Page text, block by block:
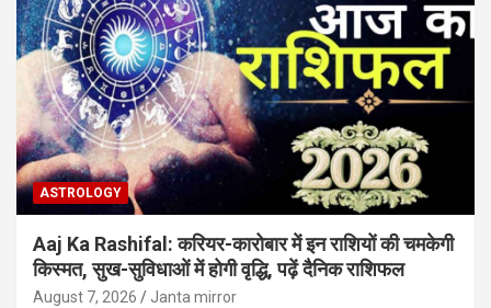
ASTROLOGY
Aaj Ka Rashifal: करियर-कारोबार में इन राशियों की चमकेगी
किस्मत, सुख-सुविधाओं में होगी वृद्धि, पढ़ें दैनिक राशिफल
August 7, 2026 Janta mirror